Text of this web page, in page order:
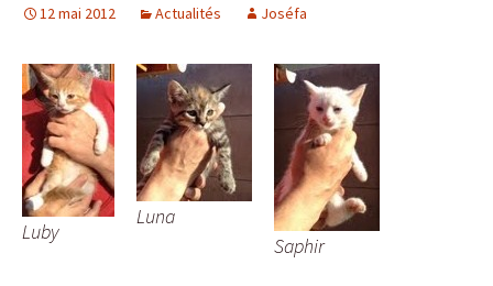
12 mai 2012 Actualités Joséfa
Luby
Luna
Saphir